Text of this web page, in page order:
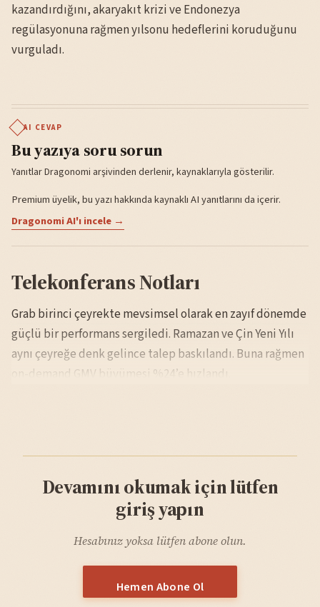
kazandırdığını, akaryakıt krizi ve Endonezya
regülasyonuna rağmen yılsonu hedeflerini koruduğunu
vurguladı.
AI CEVAP
Bu yazıya soru sorun
Yanıtlar Dragonomi arşivinden derlenir, kaynaklarıyla gösterilir.
Premium üyelik, bu yazı hakkında kaynaklı AI yanıtlarını da içerir.
Dragonomi AI'ı incele →
Telekonferans Notları
Grab birinci çeyrekte mevsimsel olarak en zayıf dönemde
güçlü bir performans sergiledi. Ramazan ve Çin Yeni Yılı
aynı çeyreğe denk gelince talep baskılandı. Buna rağmen
on-demand GMV büyümesi %24’e hızlandı.
Devamını okumak için lütfen
giriş yapın
Hesabınız yoksa lütfen abone olun.
Hemen Abone Ol